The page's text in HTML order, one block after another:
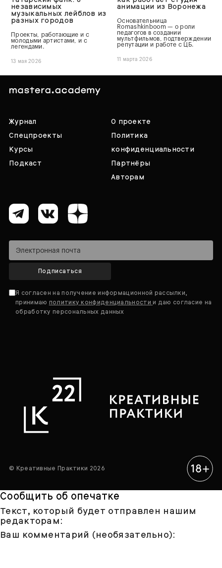
независимых
музыкальных лейблов из
разных городов
Проекты, работающие и с
молодыми артистами, и с
легендами.
13 мая 2026
анимации из Воронежа
Основательница
Romashkinboom — о роли
педагогов в создании
мультфильмов, подтверждении
репутации и работе с ЦБ.
11 марта 2026
Журнал
Спецпроекты
Курсы
Подкаст
О проекте
Политика
конфиденциальности
Партнёры
Авторам
Подписаться
Я согласен на получение информационной рассылки,
принимаю политику конфиденциальностии даю согласие на
обработку персональных данных
© Креативные Практики 2026
Сообщить об опечатке
Текст, который будет отправлен нашим
редакторам:
Ваш комментарий (необязательно):